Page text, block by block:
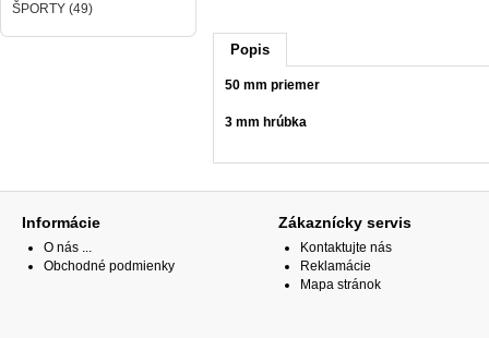
ŠPORTY (49)
Popis
50 mm priemer
3 mm hrúbka
Informácie
O nás ...
Obchodné podmienky
Zákaznícky servis
Kontaktujte nás
Reklamácie
Mapa stránok